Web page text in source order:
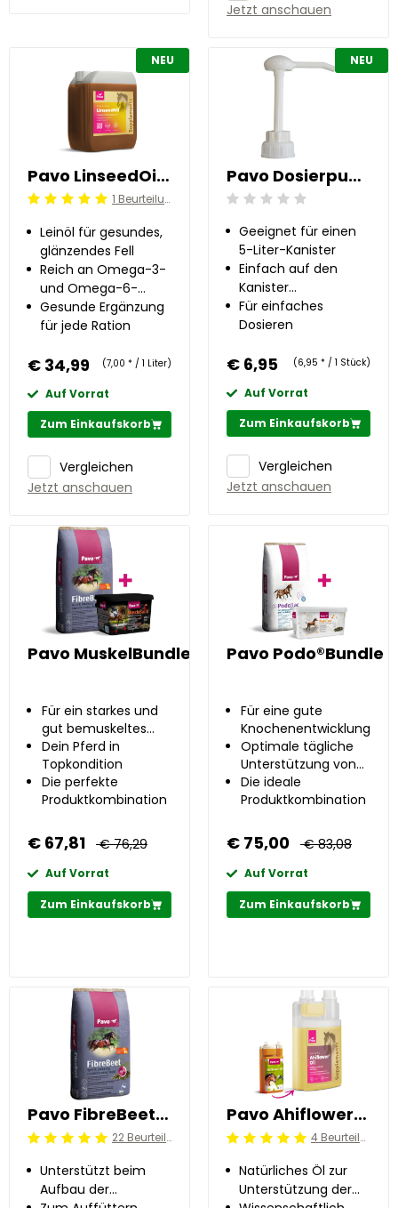
Jetzt anschauen
NEU
Pavo LinseedOil 5 l
Beoordeling: 5/5 1 Beurteilung
Leinöl für gesundes,
glänzendes Fell
Reich an Omega-3-
und Omega-6-
Fettsäuren
Gesunde Ergänzung
für jede Ration
€ 34,99 (7,00 * / 1 Liter)
Auf Vorrat
Zum Einkaufskorb
Vergleichen
Jetzt anschauen
NEU
Pavo Dosierpumpe
Beoordeling: 0/5
Geeignet für einen
5-Liter-Kanister
Einfach auf den
Kanister
aufzuschrauben
Für einfaches
Dosieren
€ 6,95 (6,95 * / 1 Stück)
Auf Vorrat
Zum Einkaufskorb
Vergleichen
Jetzt anschauen
Pavo MuskelBundle
Für ein starkes und
gut bemuskeltes
Pferd
Dein Pferd in
Topkondition
Die perfekte
Produktkombination
€ 67,81 € 76,29
Auf Vorrat
Zum Einkaufskorb
Pavo Podo®Bundle
Für eine gute
Knochenentwicklung
Optimale tägliche
Unterstützung von
Stute & Fohlen
Die ideale
Produktkombination
€ 75,00 € 83,08
Auf Vorrat
Zum Einkaufskorb
Pavo FibreBeet 15 kg
Beoordeling: 5/5 22 Beurteilung
Unterstützt beim
Aufbau der
Pavo Ahiflower®Oil 1 l
Beoordeling: 5/5 4 Beurteilung
Natürliches Öl zur
Unterstützung der